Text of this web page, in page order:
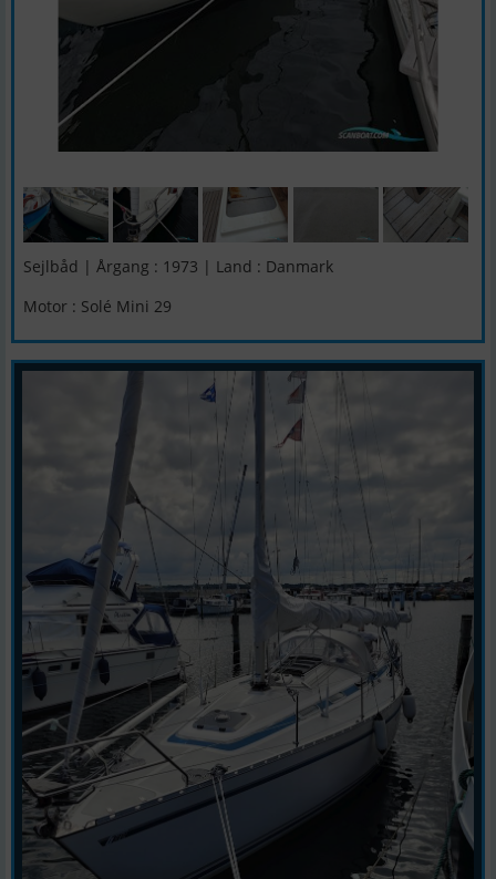
Sejlbåd | Årgang : 1973 | Land : Danmark
Motor : Solé Mini 29